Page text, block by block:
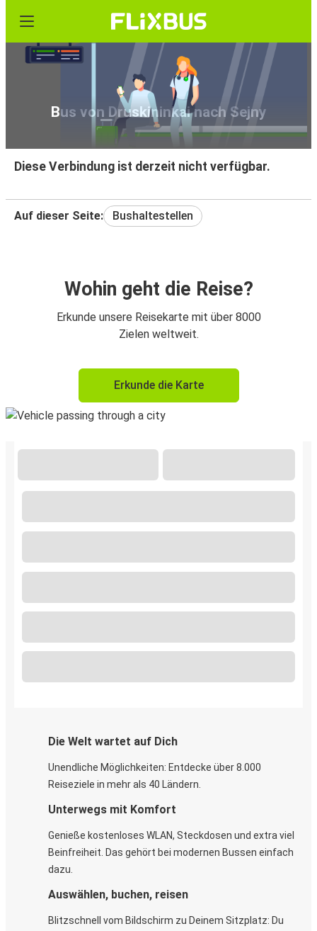
Bus von Druskininkai nach Sejny
Diese Verbindung ist derzeit nicht verfügbar.
Auf dieser Seite: Bushaltestellen
Wohin geht die Reise?
Erkunde unsere Reisekarte mit über 8000
Zielen weltweit.
Erkunde die Karte
Die Welt wartet auf Dich
Unendliche Möglichkeiten: Entdecke über 8.000
Reiseziele in mehr als 40 Ländern.
Unterwegs mit Komfort
Genieße kostenloses WLAN, Steckdosen und extra viel
Beinfreiheit. Das gehört bei modernen Bussen einfach
dazu.
Auswählen, buchen, reisen
Blitzschnell vom Bildschirm zu Deinem Sitzplatz: Du